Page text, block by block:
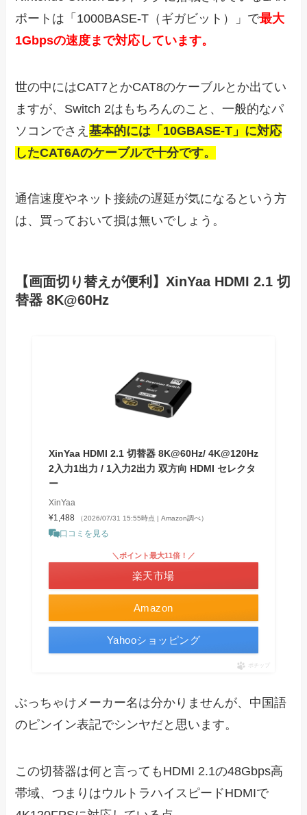
ポートは「 1000BASE-T（ギガビット）」で最大
1Gbpsの速度まで対応しています。
世の中にはCAT7とかCAT8のケーブルとか出てい
ますが、Switch 2はもちろんのこと、一般的なパ
ソコンでさえ基本的には「10GBASE-T」に対応
したCAT6Aのケーブルで十分です。
通信速度やネット接続の遅延が気になるという方
は、買っておいて損は無いでしょう。
【画面切り替えが便利】XinYaa HDMI 2.1 切
替器 8K@60Hz
XinYaa HDMI 2.1 切替器 8K@60Hz/ 4K@120Hz
2入力1出力 / 1入力2出力 双方向 HDMI セレクタ
ー
XinYaa
¥1,488
（2026/07/31 15:55時点 | Amazon調べ）
口コミを見る
Amazon
＼ポイント最大11倍！／
楽天市場
Yahooショッピング
ポチップ
ぶっちゃけメーカー名は分かりませんが、中国語
のピンイン表記でシンヤだと思います。
この切替器は何と言っても HDMI 2.1の48Gbps高
帯域、つまりはウルトラハイスピードHDMIで